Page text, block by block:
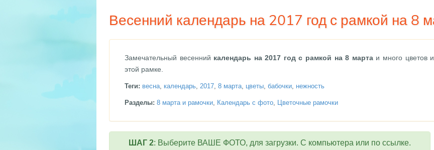
Весенний календарь на 2017 год с рамкой на 8
Замечательный весенний календарь на 2017 год с рамкой на 8 мартаи много цветов
этой рамке.
Теги: весна, календарь, 2017, 8 марта, цветы, бабочки, нежность
Разделы: 8 марта и рамочки, Календарь с фото, Цветочные рамочки
ШАГ 2: Выберите ВАШЕ ФОТО, для загрузки. С компьютера или по ссылке.